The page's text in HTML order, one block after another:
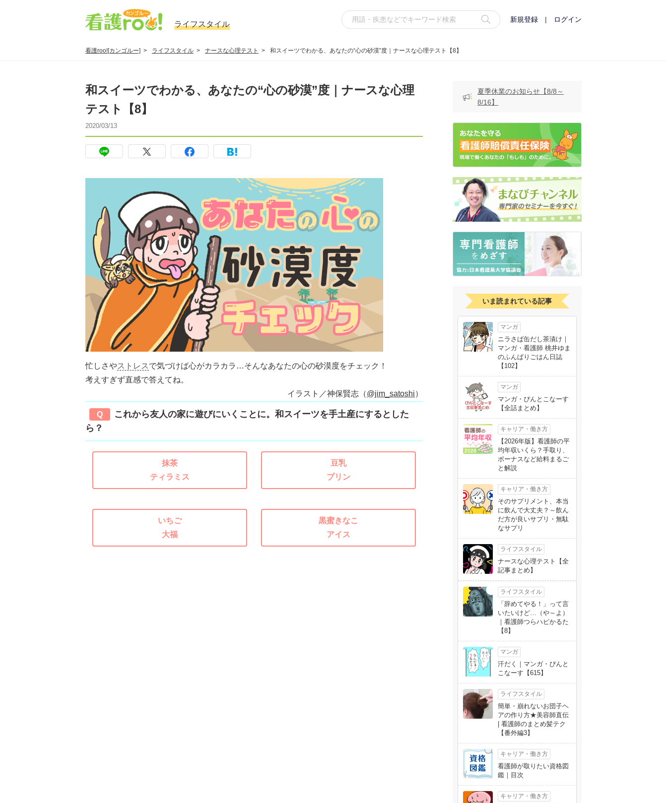
ライフスタイル
新規登録 | ログイン
看護roo![カンゴルー] ライフスタイル ナースな心理テスト 和スイーツでわかる、あなたの“心の砂漠”度｜ナースな心理テスト【8】
和スイーツでわかる、あなたの“心の砂漠”度｜ナースな心理
テスト【8】
2020/03/13
忙しさやストレス で気づけば心がカラカラ…そんなあなたの心の砂漠度をチェック！
考えすぎず直感で答えてね。
イラスト／神保賢志（@jim_satoshi）
Q
これから友人の家に遊びにいくことに。和スイーツを手土産にするとした
ら？
抹茶
ティラミス
豆乳
プリン
いちご
大福
黒蜜きなこ
アイス
夏季休業のお知らせ【8/8～
8/16】
いま読まれている記事
マンガ
ニラさば缶だし茶漬け｜
マンガ・看護師 桃井ゆま
のふんばりごはん日誌
【102】
マンガ
マンガ・ぴんとこなーす
【全話まとめ】
キャリア・働き方
【2026年版】看護師の平
均年収いくら？手取り、
ボーナスなど給料まるご
と解説
キャリア・働き方
そのサプリメント、本当
に飲んで大丈夫？～飲ん
だ方が良いサプリ・無駄
なサプリ
ライフスタイル
ナースな心理テスト【全
記事まとめ】
ライフスタイル
「辞めてやる！」って言
いたいけど…（や～よ）
｜看護師つらハピかるた
【8】
マンガ
汗だく｜マンガ・ぴんと
こなーす【615】
ライフスタイル
簡単・崩れないお団子ヘ
アの作り方★美容師直伝
| 看護師のまとめ髪テク
【番外編3】
キャリア・働き方
看護師が取りたい資格図
鑑｜目次
キャリア・働き方